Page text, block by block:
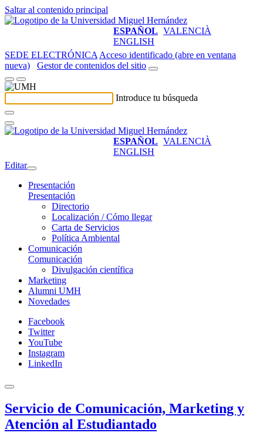
Saltar al contenido principal
ESPAÑOL VALENCIÀ
ENGLISH
SEDE ELECTRÓNICA Acceso identificado (abre en ventana
nueva)
Gestor de contenidos del sitio
Introduce tu búsqueda
ESPAÑOL VALENCIÀ
ENGLISH
Editar
Presentación
Presentación
Directorio
Localización / Cómo llegar
Carta de Servicios
Política Ambiental
Comunicación
Comunicación
Divulgación científica
Marketing
Alumni UMH
Novedades
Facebook
Twitter
YouTube
Instagram
LinkedIn
Servicio de Comunicación, Marketing y
Atención al Estudiantado